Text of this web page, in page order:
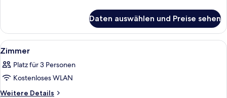
Daten auswählen und Preise sehen
Alle
Fotos
für
Zimmer
anzeigen
Ein modernes Hotelzimmer mit Bett,
7
Zimmer
Platz für 3 Personen
Kostenloses WLAN
Weitere Details
Weitere